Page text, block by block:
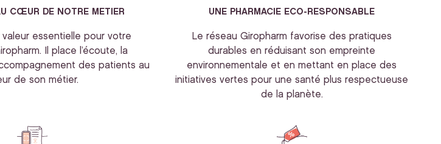
CŒUR DE NOTRE METIER
valeur essentielle pour votre
Il place l’écoute, la
des patients au
de son métier.
UNE PHARMACIE ECO-RESPONSABLE
Le réseau Giropharm favorise des pratiques
durables en réduisant son empreinte
environnementale et en mettant en place des
initiatives vertes pour une santé plus respectueuse
de la planète.